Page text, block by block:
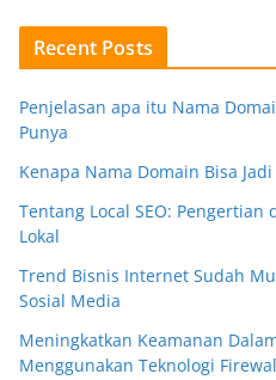
Recent Posts
Penjelasan apa itu Nama
Punya
Kenapa Nama Domain Bisa
Tentang Local SEO:
Lokal
Trend Bisnis Internet Sudah
Sosial Media
Meningkatkan Keamanan
Menggunakan Teknologi